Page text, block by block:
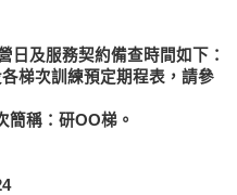
日及服務契約備查時間如下：
梯次訓練預定期程表，請參
簡稱：研OO梯。